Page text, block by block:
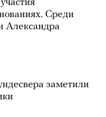
Среди
Александра
заметили